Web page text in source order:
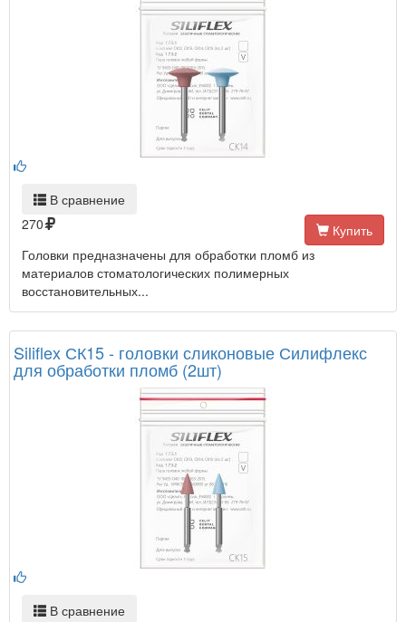
В сравнение
270
Купить
Головки предназначены для обработки пломб из
материалов стоматологических полимерных
восстановительных...
Siliflex СК15 - головки сликоновые Силифлекс
для обработки пломб (2шт)
В сравнение